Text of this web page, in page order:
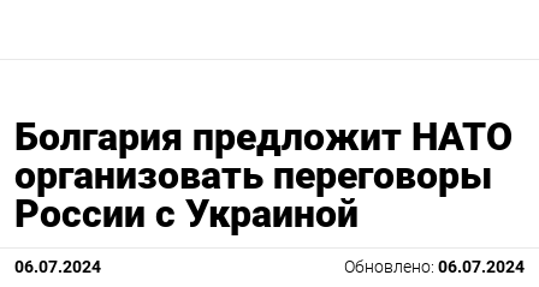
Болгария предложит НАТО
организовать переговоры
России с Украиной
06.07.2024 Обновлено: 06.07.2024